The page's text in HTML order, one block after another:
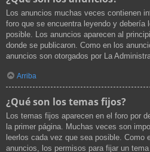
Los anuncios muchas veces contienen
foro que se encuentra leyendo y debería
posible. Los anuncios aparecen al
donde se publicaron. Como en los
anuncios son otorgados por La
Arriba
¿Qué son los temas fijos?
Los temas fijos aparecen en el foro por
la primer página. Muchas veces son
leerlos cada vez que sea posible. Como
anuncios, los permisos para fijar un